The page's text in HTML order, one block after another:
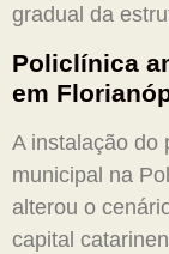
gradual da
Policlínica
em
A instalação do
municipal na
alterou o
capital